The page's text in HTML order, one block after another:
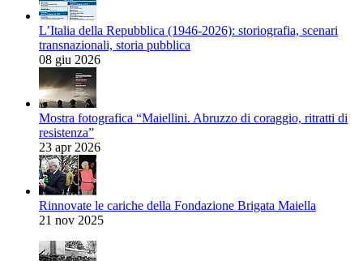
L’Italia della Repubblica (1946-2026): storiografia, scenari
transnazionali, storia pubblica
08 giu 2026
Mostra fotografica “Maiellini. Abruzzo di coraggio, ritratti di
resistenza”
23 apr 2026
Rinnovate le cariche della Fondazione Brigata Maiella
21 nov 2025